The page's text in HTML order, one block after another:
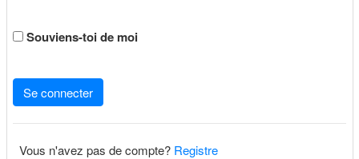
Souviens-toi de moi
Se connecter
Vous n'avez pas de compte? Registre